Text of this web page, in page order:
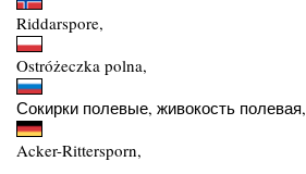
Riddarspore,
Ostróżeczka polna,
Сокирки полевые, живокость полевая,
Acker-Rittersporn,